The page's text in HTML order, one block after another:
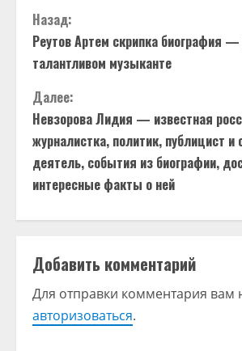
П
р
о
д
о
л
ж
и
т
ь
Назад:
Реутов Артем скрипка биография —
талантливом музыканте
Далее:
Невзорова Лидия — известная
журналистка, политик, публицист
деятель, события из биографии,
интересные факты о ней
Добавить комментарий
Для отправки комментария вам
авторизоваться.